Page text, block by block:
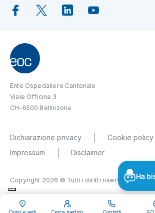
Ente Ospedaliero Cantonale
Viale Officina 3
CH-6500 Bellinzona
Dichiarazione privacy
Cookie policy
Impressum
Disclaimer
Copyright 2026 © Tutti i diritti riservati Ha